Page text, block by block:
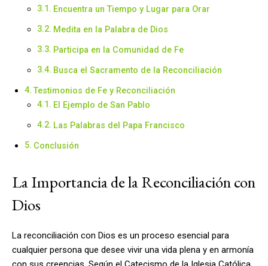
Encuentra un Tiempo y Lugar para Orar
Medita en la Palabra de Dios
Participa en la Comunidad de Fe
Busca el Sacramento de la Reconciliación
Testimonios de Fe y Reconciliación
El Ejemplo de San Pablo
Las Palabras del Papa Francisco
Conclusión
La Importancia de la Reconciliación con
Dios
La reconciliación con Dios es un proceso esencial para
cualquier persona que desee vivir una vida plena y en armonía